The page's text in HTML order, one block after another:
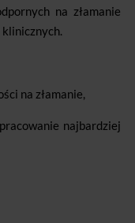
na złamanie
na złamanie,
najbardziej